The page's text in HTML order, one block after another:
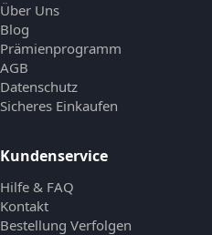
Über Uns
Blog
Prämienprogramm
AGB
Datenschutz
Sicheres Einkaufen
Kundenservice
Hilfe & FAQ
Kontakt
Bestellung Verfolgen